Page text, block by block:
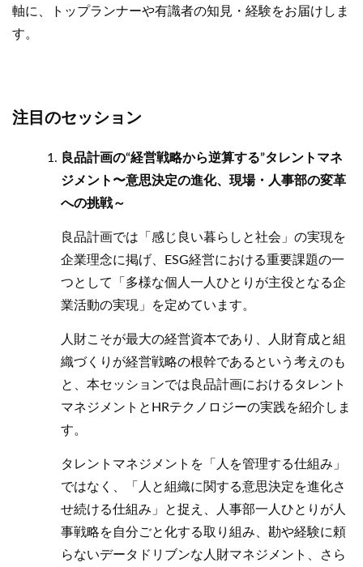
軸に、トップランナーや有識者の知見・経験をお届けしま
す。
注目のセッション
良品計画の“経営戦略から逆算する”タレントマネ
ジメント〜意思決定の進化、現場・人事部の変革
への挑戦～
良品計画では「感じ良い暮らしと社会」の実現を
企業理念に掲げ、ESG経営における重要課題の一
つとして「多様な個人一人ひとりが主役となる企
業活動の実現」を定めています。
人財こそが最大の経営資本であり、人財育成と組
織づくりが経営戦略の根幹であるという考えのも
と、本セッションでは良品計画におけるタレント
マネジメントとHRテクノロジーの実践を紹介しま
す。
タレントマネジメントを「人を管理する仕組み」
ではなく、「人と組織に関する意思決定を進化さ
せ続ける仕組み」と捉え、人事部一人ひとりが人
事戦略を自分ごと化する取り組み、勘や経験に頼
らないデータドリブンな人財マネジメント、さら